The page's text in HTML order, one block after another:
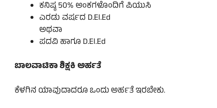
ಕನಿಷ್ಠ 50% ಅಂಕಗಳೊಂದಿಗೆ ಪಿಯುಸಿ
ಎರಡು ವರ್ಷದ D.El.Ed
ಅಥವಾ
ಪದವಿ ಹಾಗೂ D.El.Ed
ಬಾಲವಾಟಿಕಾ ಶಿಕ್ಷಕಿ ಅರ್ಹತೆ
ಕೆಳಗಿನ ಯಾವುದಾದರೂ ಒಂದು ಅರ್ಹತೆ ಇರಬೇಕು.